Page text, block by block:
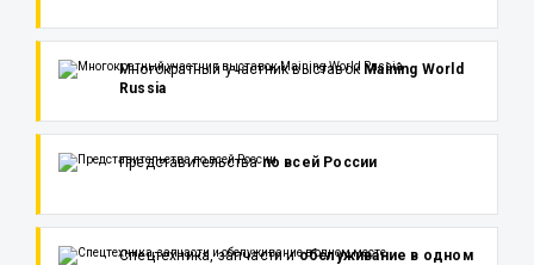
Многократный участник выставок Maining World
Russia
Представительствапо всей России
Спецтехника, запчасти иобслуживание в одном